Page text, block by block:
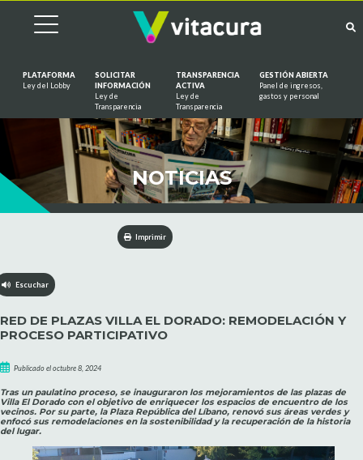
PLATAFORMA
Ley del Lobby
SOLICITAR
INFORMACIÓN
Ley de
Transparencia
TRANSPARENCIA
ACTIVA
Ley de
Transparencia
GESTIÓN ABIERTA
Panel de ingresos,
gastos y personal
NOTICIAS
Imprimir
Escuchar
RED DE PLAZAS VILLA EL DORADO: REMODELACIÓN Y
PROCESO PARTICIPATIVO
Publicado el octubre 8, 2024
Tras un paulatino proceso, se inauguraron los mejoramientos de las plazas de
Villa El Dorado con el objetivo de enriquecer los espacios de encuentro de los
vecinos. Por su parte, la Plaza República del Líbano, renovó sus áreas verdes y
enfocó sus remodelaciones en la sostenibilidad y la recuperación de la historia
del lugar.